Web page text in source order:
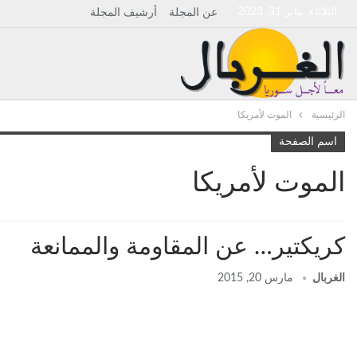
عن المجلة أرشيف المجلة
الرئيسية الموت لأمريكا
اسم الصفحة
الموت لأمريكا
كريكتير… عن المقاومة والممانعة
الغربال مارس 20, 2015